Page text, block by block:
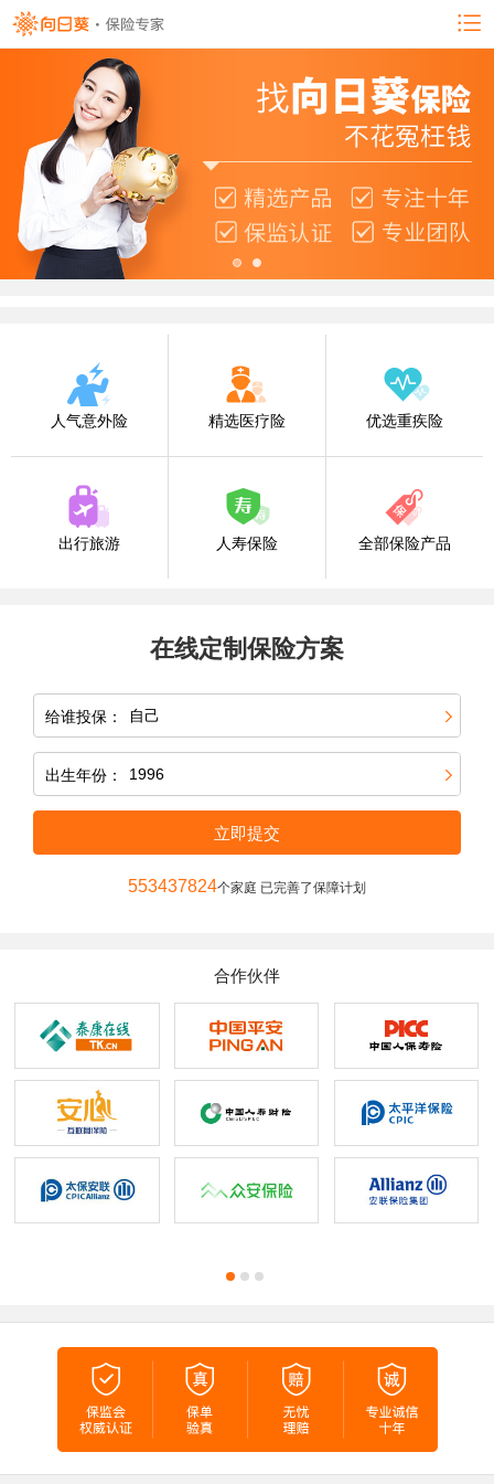
人气意外险 精选医疗险 优选重疾险
出行旅游 人寿保险 全部保险产品
在线定制保险方案
给谁投保：
出生年份：
立即提交
553437824个家庭 已完善了保障计划
合作伙伴